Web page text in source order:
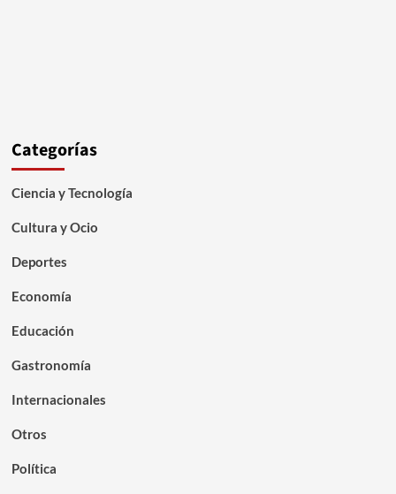
Categorías
Ciencia y Tecnología
Cultura y Ocio
Deportes
Economía
Educación
Gastronomía
Internacionales
Otros
Política